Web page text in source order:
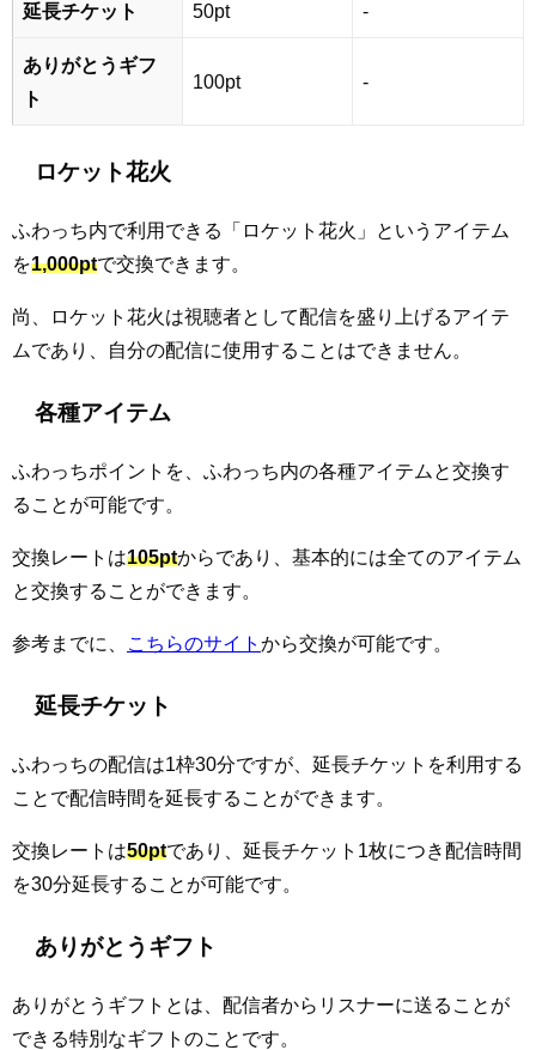
延長チケット 50pt -
ありがとうギフ
ト
100pt -
ロケット花火
ふわっち内で利用できる「ロケット花火」というアイテム
を1,000ptで交換できます。
尚、ロケット花火は視聴者として配信を盛り上げるアイテ
ムであり、自分の配信に使用することはできません。
各種アイテム
ふわっちポイントを、ふわっち内の各種アイテムと交換す
ることが可能です。
交換レートは105ptからであり、基本的には全てのアイテム
と交換することができます。
参考までに、 こちらのサイト から交換が可能です。
延長チケット
ふわっちの配信は1枠30分ですが、延長チケットを利用する
ことで配信時間を延長することができます。
交換レートは50ptであり、延長チケット1枚につき配信時間
を30分延長することが可能です。
ありがとうギフト
ありがとうギフトとは、配信者からリスナーに送ることが
できる特別なギフトのことです。